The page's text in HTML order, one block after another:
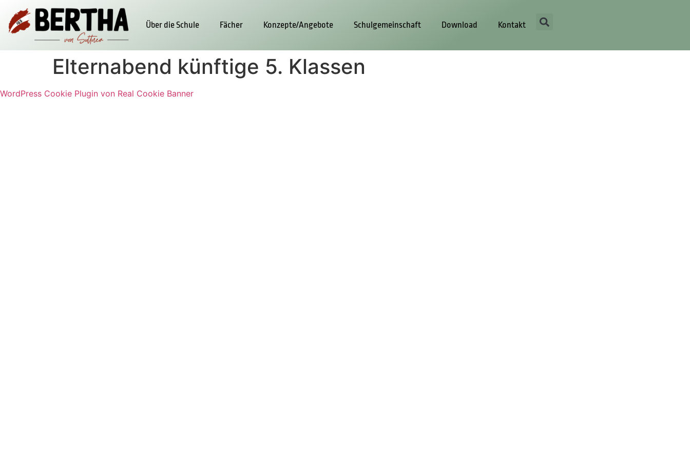
Über die Schule Fächer Konzepte/Angebote Schulgemeinschaft Download Kontakt
Elternabend künftige 5. Klassen
WordPress Cookie Plugin von Real Cookie Banner